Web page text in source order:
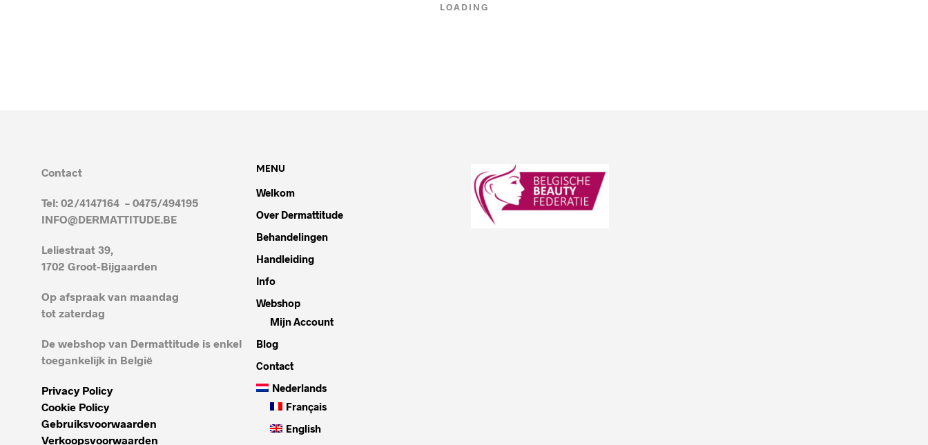
LOADING
Contact
Tel: 02/4147164 – 0475/494195
INFO@DERMATTITUDE.BE
Leliestraat 39,
1702 Groot-Bijgaarden
Op afspraak van maandag
tot zaterdag
De webshop van Dermattitude is enkel
toegankelijk in België
Privacy Policy
Cookie Policy
Gebruiksvoorwaarden
Verkoopsvoorwaarden
MENU
Welkom
Over Dermattitude
Behandelingen
Handleiding
Info
Webshop
Mijn Account
Blog
Contact
Nederlands
Français
English